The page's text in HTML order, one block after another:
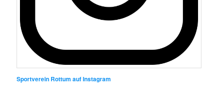
Sportverein Rottum auf Instagram